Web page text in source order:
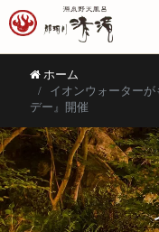
ホーム
イオンウォーター
デー』開催